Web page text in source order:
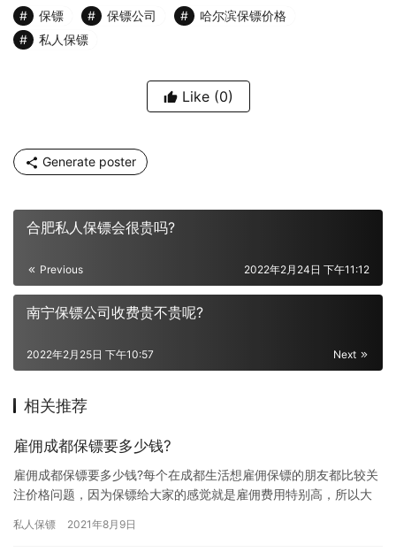
保镖 保镖公司
哈尔滨保镖价格
私人保镖
Like (0)
Generate poster
合肥私人保镖会很贵吗?
Previous 2022年2月24日 下午11:12
南宁保镖公司收费贵不贵呢?
Next
2022年2月25日 下午10:57
相关推荐
雇佣成都保镖要多少钱?
雇佣成都保镖要多少钱?每个在成都生活想雇佣保镖的朋友都比较关
注价格问题，因为保镖给大家的感觉就是雇佣费用特别高，所以大
多少…
私人保镖 2021年8月9日